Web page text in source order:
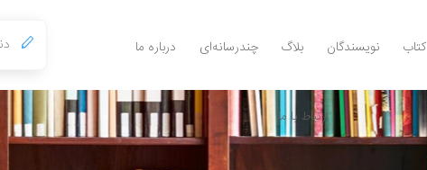
کتاب نویسندگان بلاگ چندرسانه‌ای درباره ما
ارتباط با ما